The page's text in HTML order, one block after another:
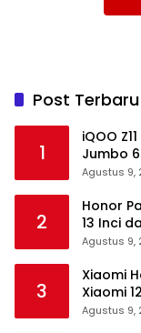
Post Terbaru
1
iQOO
Jumbo
Agustus 9,
2
Honor
13 Inci
Agustus 9,
3
Xiaomi
Xiaomi
Agustus 9,